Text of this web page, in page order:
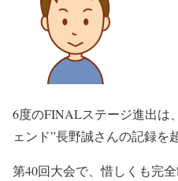
6度のFINALステージ進出は
ェンド”長野誠さんの記録を
第40回大会で、惜しくも完